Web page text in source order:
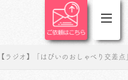
【ラジオ】「はぴいのおしゃべり交差